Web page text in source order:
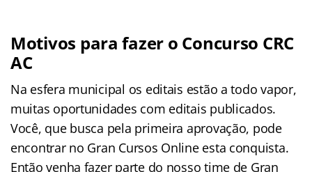
Motivos para fazer o Concurso CRC
AC
Na esfera municipal os editais estão a todo vapor,
muitas oportunidades com editais publicados.
Você, que busca pela primeira aprovação, pode
encontrar no Gran Cursos Online esta conquista.
Então venha fazer parte do nosso time de Gran